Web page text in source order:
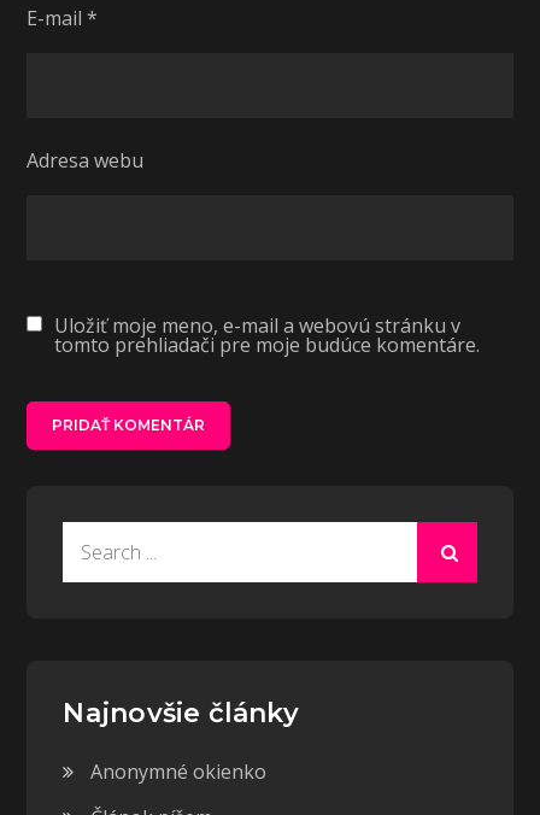
E-mail*
Adresa webu
Uložiť moje meno, e-mail a webovú stránku v
tomto prehliadači pre moje budúce komentáre.
Najnovšie články
Anonymné okienko